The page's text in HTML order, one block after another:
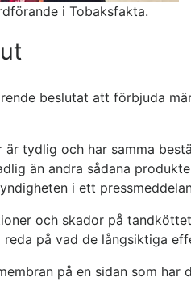
i Tobaksfakta.
beslutat att förbjuda
tydlig och har samma
än andra sådana
i ett
och skador på
på vad de långsiktiga
på en sidan som